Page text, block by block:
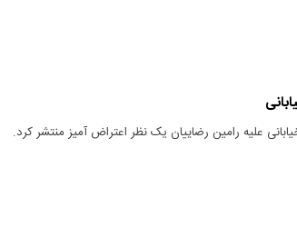
علیه رامین رضاییان یک نظر اعتراض آمیز منتشر کرد.